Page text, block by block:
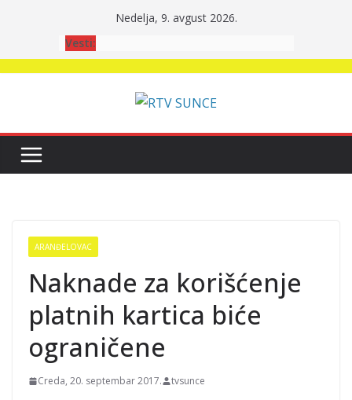
Nedelja, 9. avgust 2026.
Vesti:
ARANĐELOVAC
Naknade za korišćenje
platnih kartica biće
ograničene
Creda, 20. septembar 2017. tvsunce